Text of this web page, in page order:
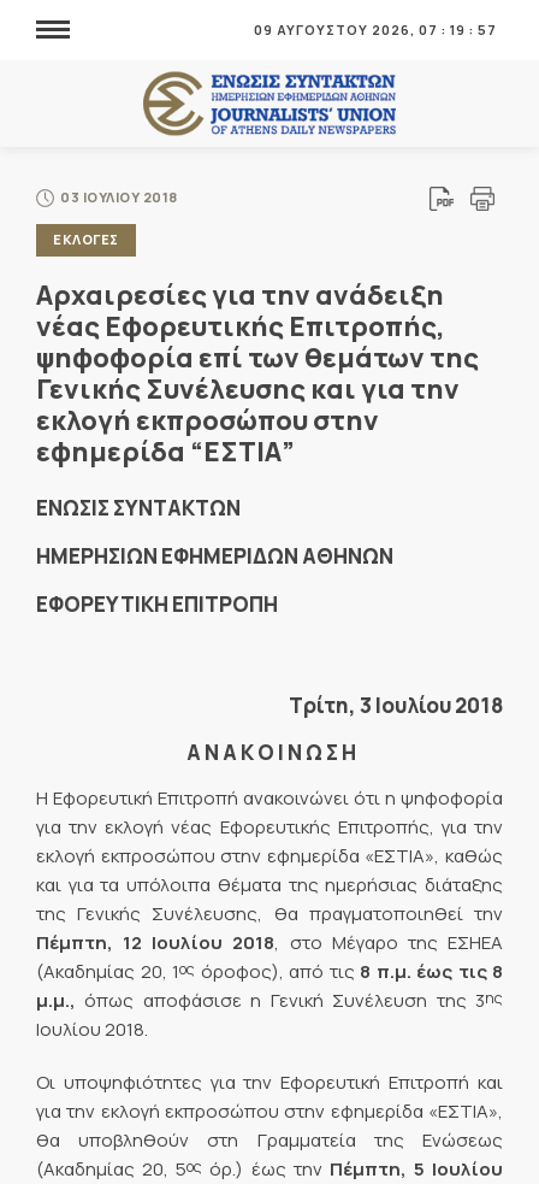
09 ΑΥΓΟΥΣΤΟΥ 2026, 07 : 19 : 57
03 ΙΟΥΛΙΟΥ 2018
ΕΚΛΟΓΕΣ
Αρχαιρεσίες για την ανάδειξη
νέας Εφορευτικής Επιτροπής,
ψηφοφορία επί των θεμάτων της
Γενικής Συνέλευσης και για την
εκλογή εκπροσώπου στην
εφημερίδα “ΕΣΤΙΑ”
ΕΝΩΣΙΣ ΣΥΝΤΑΚΤΩΝ
ΗΜΕΡΗΣΙΩΝ ΕΦΗΜΕΡΙΔΩΝ ΑΘΗΝΩΝ
ΕΦΟΡΕΥΤΙΚΗ ΕΠΙΤΡΟΠΗ
Τρίτη, 3 Ιουλίου 2018
Α Ν Α Κ Ο Ι Ν Ω Σ Η
Η Εφορευτική Επιτροπή ανακοινώνει ότι η ψηφοφορία
για την εκλογή νέας Εφορευτικής Επιτροπής, για την
εκλογή εκπροσώπου στην εφημερίδα «ΕΣΤΙΑ», καθώς
και για τα υπόλοιπα θέματα της ημερήσιας διάταξης
της Γενικής Συνέλευσης, θα πραγματοποιηθεί την
Πέμπτη, 12 Ιουλίου 2018, στο Μέγαρο της ΕΣΗΕΑ
(Ακαδημίας 20, 1ος όροφος), από τις 8 π.μ. έως τις 8
μ.μ., όπως αποφάσισε η Γενική Συνέλευση της 3ης
Ιουλίου 2018.
Οι υποψηφιότητες για την Εφορευτική Επιτροπή και
για την εκλογή εκπροσώπου στην εφημερίδα «ΕΣΤΙΑ»,
θα υποβληθούν στη Γραμματεία της Ενώσεως
(Ακαδημίας 20, 5ος όρ.) έως την Πέμπτη, 5 Ιουλίου